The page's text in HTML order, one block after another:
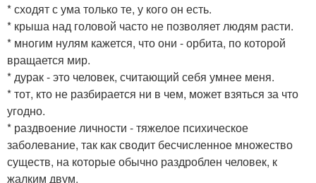
* сходят с ума только те, у кого он есть.
* крыша над головой часто не позволяет людям расти.
* многим нулям кажется, что они - орбита, по которой
вращается мир.
* дурак - это человек, считающий себя умнее меня.
* тот, кто не разбирается ни в чем, может взяться за что
угодно.
* раздвоение личности - тяжелое психическое
заболевание, так как сводит бесчисленное множество
существ, на которые обычно раздроблен человек, к
жалким двум.